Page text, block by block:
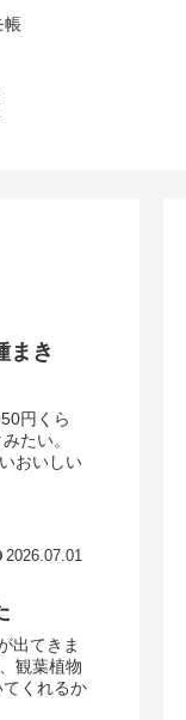
帳
まき
円くら
たい。
おいしい
2026.07.01
出てきま
観葉植物
くれるか